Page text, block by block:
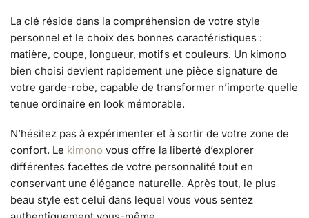
La clé réside dans la compréhension de votre style
personnel et le choix des bonnes caractéristiques :
matière, coupe, longueur, motifs et couleurs. Un kimono
bien choisi devient rapidement une pièce signature de
votre garde-robe, capable de transformer n’importe quelle
tenue ordinaire en look mémorable.
N’hésitez pas à expérimenter et à sortir de votre zone de
confort. Le kimono vous offre la liberté d’explorer
différentes facettes de votre personnalité tout en
conservant une élégance naturelle. Après tout, le plus
beau style est celui dans lequel vous vous sentez